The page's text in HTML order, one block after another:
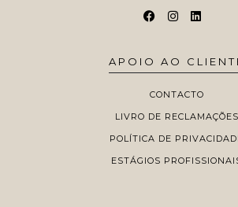
APOIO AO
CONTACTO
LIVRO DE RECLAMAÇÕES
POLÍTICA DE
ESTÁGIOS